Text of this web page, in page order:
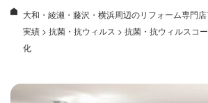
大和・綾瀬・藤沢・横浜周辺のリフォーム専門
実績 > 抗菌・抗ウィルス > 抗菌・抗ウィルス
化